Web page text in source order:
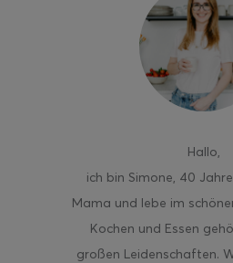
Hallo,
ich bin Simone, 40
Mama und lebe im
Kochen und Essen
großen Leidenschaften.